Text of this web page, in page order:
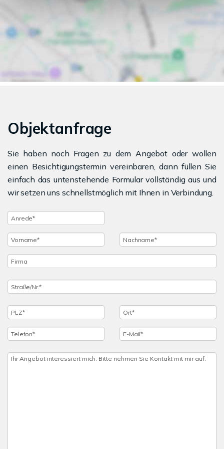
Objektanfrage
Sie haben noch Fragen zu dem Angebot oder wollen
einen Besichtigungstermin vereinbaren, dann füllen Sie
einfach das untenstehende Formular vollständig aus und
wir setzen uns schnellstmöglich mit Ihnen in Verbindung.